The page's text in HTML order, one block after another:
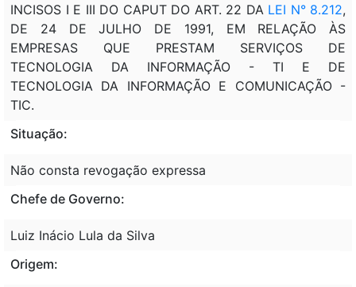
INCISOS I E III DO CAPUT DO ART. 22 DA LEI N° 8.212,
DE 24 DE JULHO DE 1991, EM RELAÇÃO ÀS
EMPRESAS QUE PRESTAM SERVIÇOS DE
TECNOLOGIA DA INFORMAÇÃO - TI E DE
TECNOLOGIA DA INFORMAÇÃO E COMUNICAÇÃO -
TIC.
Situação:
Não consta revogação expressa
Chefe de Governo:
Luiz Inácio Lula da Silva
Origem: